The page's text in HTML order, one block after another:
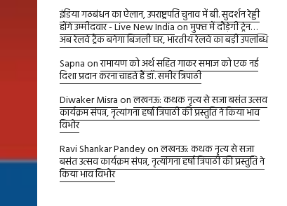
इंडिया गठबंधन का ऐलान, उपराष्ट्रपति चुनाव में बी. सुदर्शन रेड्डी
होंगे उम्मीदवार - Live New Indiaonमुफ्त में दौड़ेगी ट्रेन…
अब रेलवे ट्रैक बनेगा बिजली घर, भारतीय रेलवे का बड़ी उपलब्धि
Sapnaonरामायण को अर्थ सहित गाकर समाज को एक नई
दिशा प्रदान करना चाहते हैं डॉ. समीर त्रिपाठी
Diwaker Misraonलखनऊ: कथक नृत्य से सजा बसंत उत्सव
कार्यक्रम संपन्न, नृत्यांगना हर्षा त्रिपाठी की प्रस्तुति ने किया भाव
विभोर
Ravi Shankar Pandeyonलखनऊ: कथक नृत्य से सजा
बसंत उत्सव कार्यक्रम संपन्न, नृत्यांगना हर्षा त्रिपाठी की प्रस्तुति ने
किया भाव विभोर